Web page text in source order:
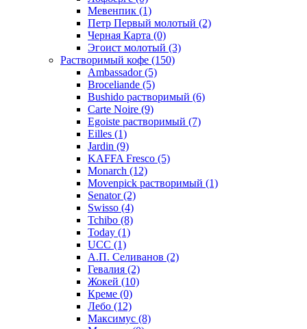
Мевенпик (1)
Петр Первый молотый (2)
Черная Карта (0)
Эгоист молотый (3)
Растворимый кофе (150)
Ambassador(5)
Broceliande (5)
Bushido растворимый (6)
Carte Noire (9)
Egoiste растворимый (7)
Eilles (1)
Jardin (9)
KAFFA Fresco (5)
Monarch (12)
Movenpick растворимый (1)
Senator(2)
Swisso (4)
Tchibo (8)
Today (1)
UCC (1)
А.П. Селиванов (2)
Гевалия (2)
Жокей (10)
Креме (0)
Лебо (12)
Максимус (8)